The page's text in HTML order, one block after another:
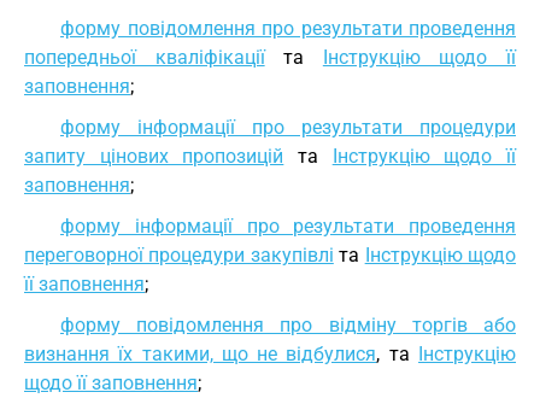
форму повідомлення про результати проведення
попередньої кваліфікаціїта Інструкцію щодо її
заповнення;
форму інформації про результати процедури
запиту цінових пропозицій та Інструкцію щодо її
заповнення;
форму інформації про результати проведення
переговорної процедури закупівлі та Інструкцію щодо
її заповнення;
форму повідомлення про відміну торгів або
визнання їх такими, що не відбулися, та Інструкцію
щодо її заповнення;